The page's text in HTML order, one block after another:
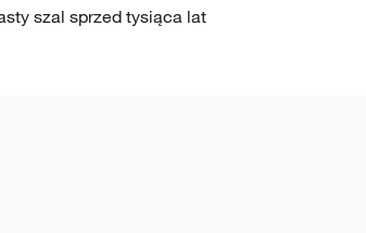
szal sprzed tysiąca lat